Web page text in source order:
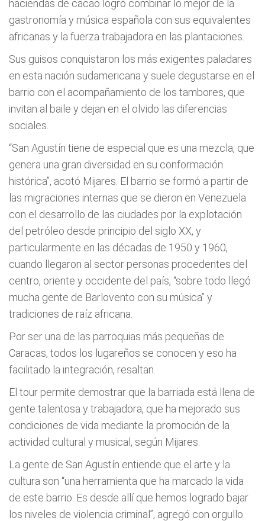
haciendas de cacao logró combinar lo mejor de la
gastronomía y música española con sus equivalentes
africanas y la fuerza trabajadora en las plantaciones.
Sus guisos conquistaron los más exigentes paladares
en esta nación sudamericana y suele degustarse en el
barrio con el acompañamiento de los tambores, que
invitan al baile y dejan en el olvido las diferencias
sociales.
“San Agustín tiene de especial que es una mezcla, que
genera una gran diversidad en su conformación
histórica”, acotó Mijares. El barrio se formó a partir de
las migraciones internas que se dieron en Venezuela
con el desarrollo de las ciudades por la explotación
del petróleo desde principio del siglo XX, y
particularmente en las décadas de 1950 y 1960,
cuando llegaron al sector personas procedentes del
centro, oriente y occidente del país, “sobre todo llegó
mucha gente de Barlovento con su música” y
tradiciones de raíz africana.
Por ser una de las parroquias más pequeñas de
Caracas, todos los lugareños se conocen y eso ha
facilitado la integración, resaltan.
El tour permite demostrar que la barriada está llena de
gente talentosa y trabajadora, que ha mejorado sus
condiciones de vida mediante la promoción de la
actividad cultural y musical, según Mijares.
La gente de San Agustín entiende que el arte y la
cultura son “una herramienta que ha marcado la vida
de este barrio. Es desde allí que hemos logrado bajar
los niveles de violencia criminal”, agregó con orgullo.